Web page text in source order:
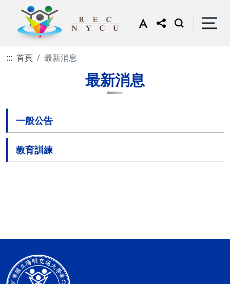
::: 首頁 最新消息
最新消息
一般公告
教育訓練